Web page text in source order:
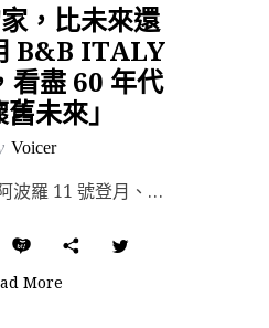
，比未來還
B&B ITALY
看盡 60 年代
未來」
Voicer
柏林圍牆建立、阿波羅 11 號登月、Mary Quant 發明迷你裙、Woodstock 音樂節在大...
More